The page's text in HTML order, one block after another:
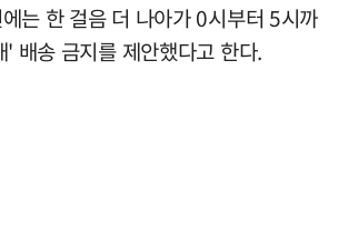
는 한 걸음 더 나아가 0시부터 5시까
배송 금지를 제안했다고 한다.